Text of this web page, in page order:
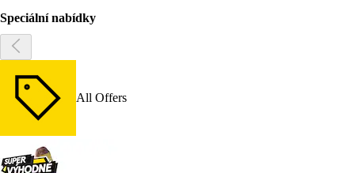
Speciální nabídky
All Offers